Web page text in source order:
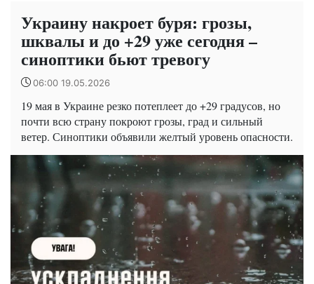
Украину накроет буря: грозы,
шквалы и до +29 уже сегодня –
синоптики бьют тревогу
06:00 19.05.2026
19 мая в Украине резко потеплеет до +29 градусов, но
почти всю страну покроют грозы, град и сильный
ветер. Синоптики объявили желтый уровень опасности.